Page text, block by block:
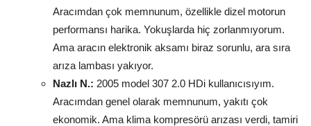
Aracımdan çok memnunum, özellikle dizel motorun
performansı harika. Yokuşlarda hiç zorlanmıyorum.
Ama aracın elektronik aksamı biraz sorunlu, ara sıra
arıza lambası yakıyor.
Nazlı N.: 2005 model 307 2.0 HDi kullanıcısıyım.
Aracımdan genel olarak memnunum, yakıtı çok
ekonomik. Ama klima kompresörü arızası verdi, tamiri